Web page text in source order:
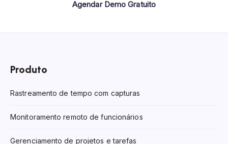
Agendar Demo Gratuito
Produto
Rastreamento de tempo com capturas
Monitoramento remoto de funcionários
Gerenciamento de projetos e tarefas